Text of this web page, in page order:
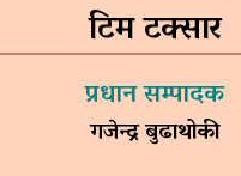
टिम टक्सार
प्रधान सम्पादक
गजेन्द्र बुढाथोकी